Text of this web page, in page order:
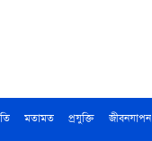
মতামত প্রযুক্তি জীবনযাপন